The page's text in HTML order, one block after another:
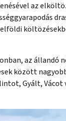
az
az állandó
között
Gyált, Vácot